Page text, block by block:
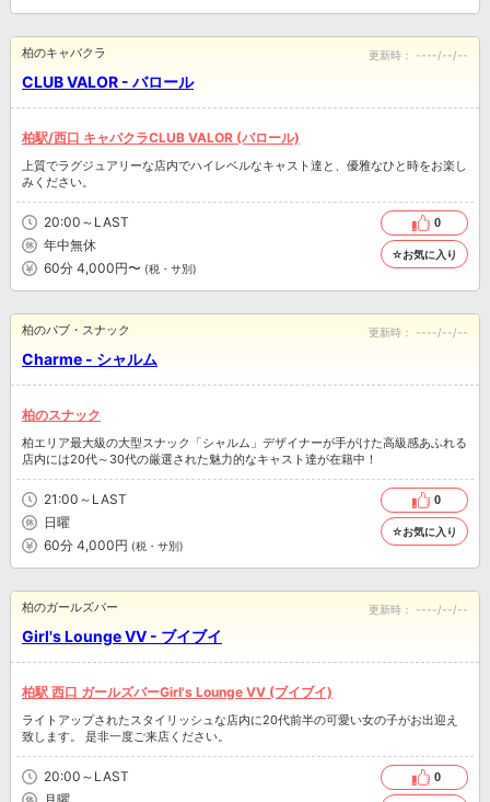
CLUB VALOR - バロール
柏のキャバクラ 更新時： ----/--/--
柏駅/西口 キャバクラCLUB VALOR (バロール)
上質でラグジュアリーな店内でハイレベルなキャスト達と、優雅なひと時をお楽し
みください。
20:00～LAST
年中無休
60分 4,000円〜 (税・サ別)
0
☆お気に入り
Charme - シャルム
柏のパブ・スナック 更新時： ----/--/--
柏のスナック
柏エリア最大級の大型スナック「シャルム」デザイナーが手がけた高級感あふれる
店内には20代～30代の厳選された魅力的なキャスト達が在籍中！
21:00～LAST
日曜
60分 4,000円 (税・サ別)
0
☆お気に入り
Girl's Lounge VV - ブイブイ
柏のガールズバー 更新時： ----/--/--
柏駅 西口 ガールズバーGirl's Lounge VV (ブイブイ)
ライトアップされたスタイリッシュな店内に20代前半の可愛い女の子がお出迎え
致します。 是非一度ご来店ください。
20:00～LAST
0